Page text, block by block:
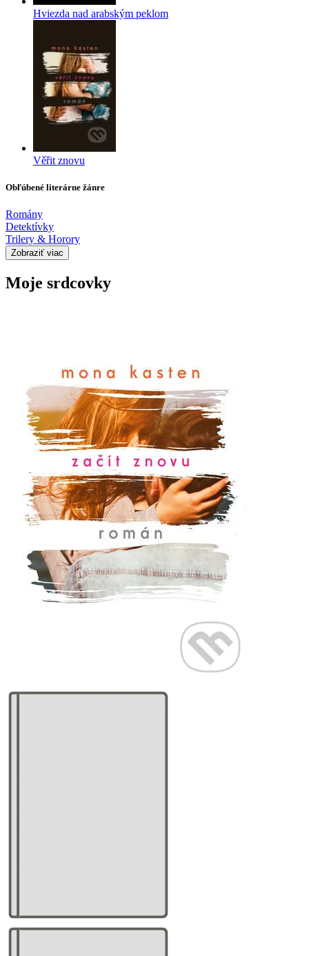
Hviezda nad arabským peklom
Věřit znovu
Obľúbené literárne žánre
Romány
Detektívky
Trilery & Horory
Zobraziť viac
Moje srdcovky